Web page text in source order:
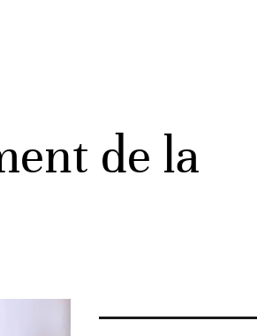
de la